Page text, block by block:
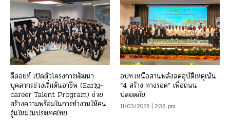
ดีลอยท์ เปิดตัวโครงการพัฒนา
บุคลากรช่วงเริ่มต้นอาชีพ (Early-
career Talent Program) ช่วย
สร้างความพร้อมในการทำงานให้คน
รุ่นใหม่ในประเทศไทย
อปท.เหนือสานพลังลดอุบัติเหตุเน้น
“4 สร้าง ทางรอด” เพื่อถนน
ปลอดภัย
11/03/2026 | 2:38 pm